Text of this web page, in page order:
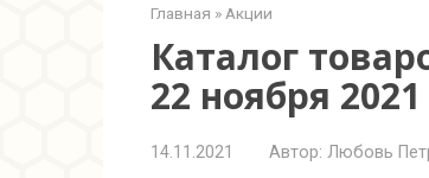
Главная » Акции
Каталог
22 ноября
14.11.2021 Автор: Любовь